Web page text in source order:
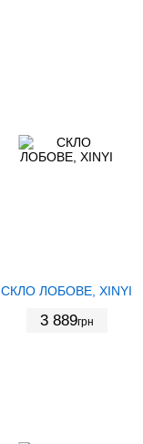
СКЛО ЛОБОВЕ, XINYI
3 889грн